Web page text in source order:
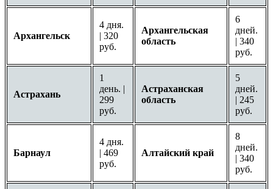
Архангельск
4 дня.
| 320
руб.
Архангельская
область
6
дней.
| 340
руб.
Астрахань
1
день. |
299
руб.
Астраханская
область
5
дней.
| 245
руб.
Барнаул
4 дня.
| 469
руб.
Алтайский край
8
дней.
| 340
руб.